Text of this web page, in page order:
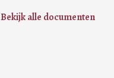
Bekijk alle documenten